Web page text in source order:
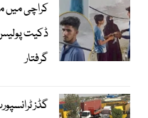
کراچی میں
ڈکیت
گرفتار
گڈز